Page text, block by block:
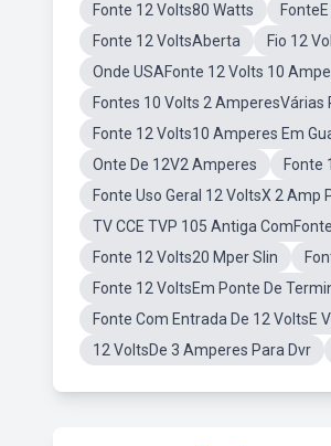
Fonte 12 Volts80 Watts
Fonte 12 VoltsAberta
Fio 12
Onde USAFonte 12 Volts 10
Fontes 10 Volts 2 AmperesVárias
Fonte 12 Volts10 Amperes Em
Onte De 12V2 Amperes
Fonte
Fonte Uso Geral 12 VoltsX 2 Amp
TV CCE TVP 105 Antiga
Fonte 12 Volts20 Mper Slin
Fonte 12 VoltsEm Ponte De
Fonte Com Entrada De 12 VoltsE
12 VoltsDe 3 Amperes Para Dvr